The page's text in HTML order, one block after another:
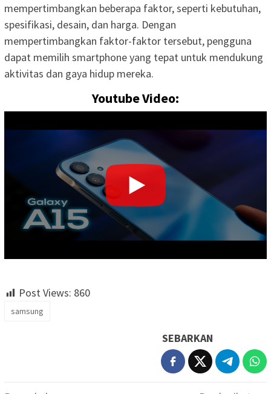
mempertimbangkan beberapa faktor, seperti kebutuhan,
spesifikasi, desain, dan harga. Dengan
mempertimbangkan faktor-faktor tersebut, pengguna
dapat memilih smartphone yang tepat untuk mendukung
aktivitas dan gaya hidup mereka.
Youtube Video:
Post Views: 860
samsung
SEBARKAN